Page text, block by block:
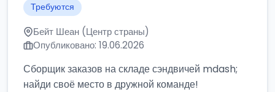
Требуются
Бейт Шеан (Центр страны)
Опубликовано: 19.06.2026
Сборщик заказов на складе сэндвичей mdash;
найди своё место в дружной команде!